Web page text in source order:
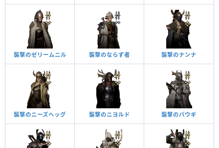
襲撃のゼリームニル 襲撃のならず者 襲撃のナンナ
襲撃のニーズヘッグ 襲撃のニヨルド 襲撃のバウギ